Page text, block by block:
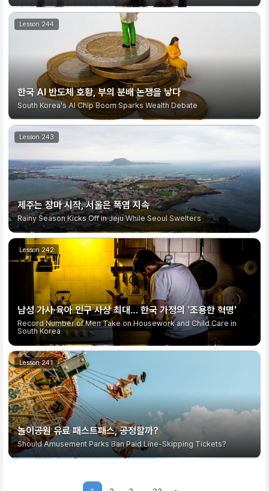
한국 AI 반도체 호황, 부의 분배 논쟁을 낳다
South Korea's AI Chip Boom Sparks Wealth Debate
제주는 장마 시작, 서울은 폭염 지속
Rainy Season Kicks Off in Jeju While Seoul Swelters
남성 가사·육아 인구 사상 최대… 한국 가정의 '조용한 혁명'
Record Number of Men Take on Housework and Child Care in
South Korea
놀이공원 유료 패스트패스, 공정할까?
Should Amusement Parks Ban Paid Line-Skipping Tickets?